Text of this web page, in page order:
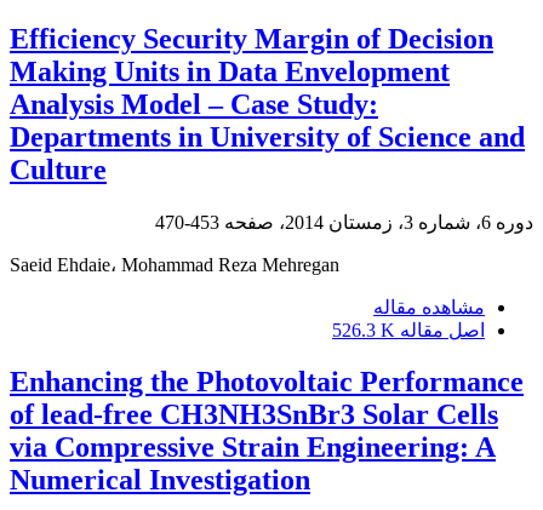
Efficiency Security Margin of Decision
Making Units in Data Envelopment
Analysis Model – Case Study:
Departments in University of Science and
Culture
دوره 6، شماره 3، زمستان 2014، صفحه 453-470
Saeid Ehdaie، Mohammad Reza Mehregan
مشاهده مقاله
اصل مقاله 526.3 K
Enhancing the Photovoltaic Performance
of lead-free CH3NH3SnBr3 Solar Cells
via Compressive Strain Engineering: A
Numerical Investigation